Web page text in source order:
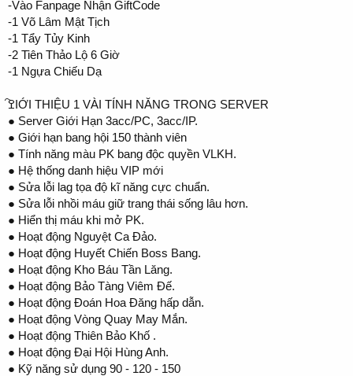
-Vào Fanpage Nhận GiftCode
-1 Võ Lâm Mật Tịch
-1 Tẩy Tủy Kinh
-2 Tiên Thảo Lộ 6 Giờ
-1 Ngựa Chiếu Dạ
ߐ҇IỚI THIỆU 1 VÀI TÍNH NĂNG TRONG SERVER
● Server Giới Hạn 3acc/PC, 3acc/IP.
● Giới hạn bang hội 150 thành viên
● Tính năng màu PK bang độc quyền VLKH.
● Hệ thống danh hiệu VIP mới
● Sửa lỗi lag tọa độ kĩ năng cực chuẩn.
● Sửa lỗi nhồi máu giữ trang thái sống lâu hơn.
● Hiển thị máu khi mở PK.
● Hoạt động Nguyệt Ca Đảo.
● Hoạt động Huyết Chiến Boss Bang.
● Hoạt động Kho Báu Tần Lăng.
● Hoạt động Bảo Tàng Viêm Đế.
● Hoạt động Đoán Hoa Đăng hấp dẫn.
● Hoạt động Vòng Quay May Mắn.
● Hoạt động Thiên Bảo Khố .
● Hoạt động Đại Hội Hùng Anh.
● Kỹ năng sử dụng 90 - 120 - 150